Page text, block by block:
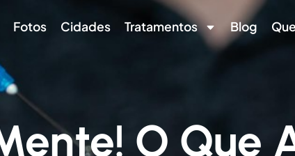
Fotos Cidades Tratamentos Blog
O Que